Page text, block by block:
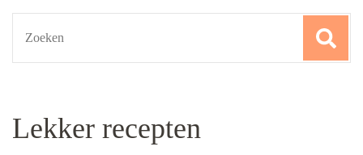
Lekker recepten